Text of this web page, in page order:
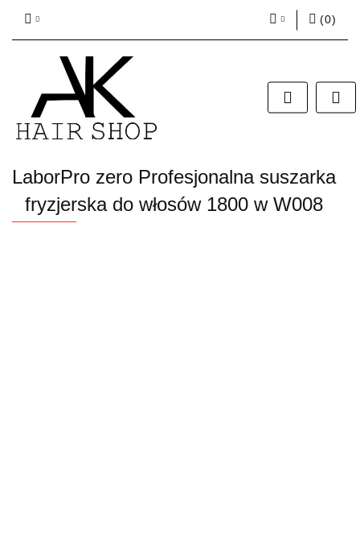
Zarejestruj się
Dodaj zgłoszenie
(0)
LaborPro zero Profesjonalna suszarka
fryzjerska do włosów 1800 w W008